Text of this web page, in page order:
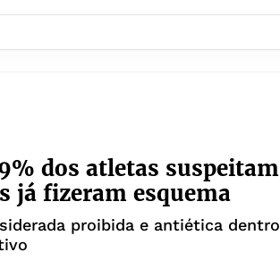
dos atletas suspeitam
já fizeram esquema
proibida e antiética dentro